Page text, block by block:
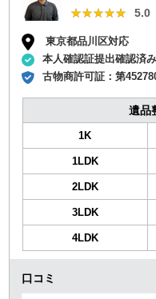
★★★★★
★★★★★ 5.0
東京都品川区対応
本人確認証提出確認済み
古物商許可証：第
遺品
1K
1LDK
2LDK
3LDK
4LDK
口コミ